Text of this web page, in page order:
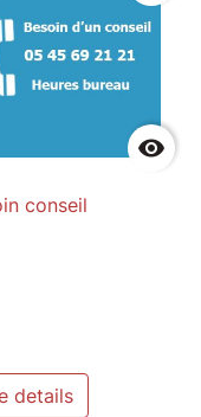

conseil
details